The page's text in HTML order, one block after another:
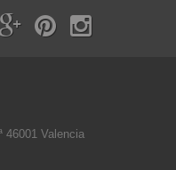
46001 Valencia